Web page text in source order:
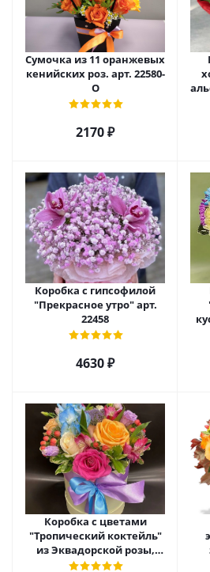
Сумочка из 11 оранжевых
кенийских роз. арт. 22580-
О
2170 ₽
и
Коробка с гипсофилой
"Прекрасное утро" арт.
22458
4630 ₽
Коробка с цветами
"Тропический коктейль"
из Эквадорской розы,
эустомы, альстромерии